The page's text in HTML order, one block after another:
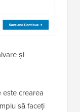
și
crearea
să faceți